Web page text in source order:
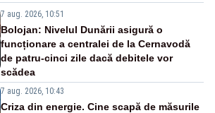
7 aug. 2026, 10:51
Bolojan: Nivelul Dunării asigură o
funcționare a centralei de la Cernavodă
de patru-cinci zile dacă debitele vor
scădea
7 aug. 2026, 10:43
Criza din energie. Cine scapă de măsurile